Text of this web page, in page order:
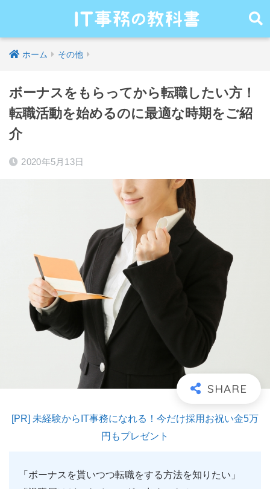
ホーム その他
ボーナスをもらってから転職したい方！
転職活動を始めるのに最適な時期をご紹
介
2020年5月13日
[PR] 未経験からIT事務になれる！今だけ採用お祝い金5万
円もプレゼント
「ボーナスを貰いつつ転職をする方法を知りたい」